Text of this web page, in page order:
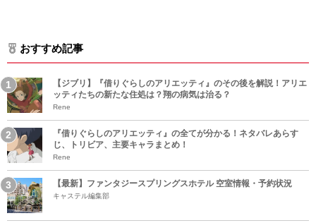
おすすめ記事
【ジブリ】『借りぐらしのアリエッティ』のその後を解説！アリエ
ッティたちの新たな住処は？翔の病気は治る？
Rene
『借りぐらしのアリエッティ』の全てが分かる！ネタバレあらす
じ、トリビア、主要キャラまとめ！
Rene
【最新】ファンタジースプリングスホテル 空室情報・予約状況
キャステル編集部